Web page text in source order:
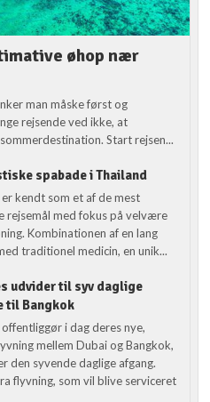
øhop nær
man måske først og
rejsende ved ikke, at
Start rejsen...
spabade i Thailand
kendt som et af de mest
rejsemål med fokus på velvære
Kombinationen af en lang
traditionel medicin, en unik...
udvider til syv daglige
til Bangkok
i dag deres nye,
mellem Dubai og Bangkok,
den syvende daglige afgang.
flyvning, som vil blive serviceret